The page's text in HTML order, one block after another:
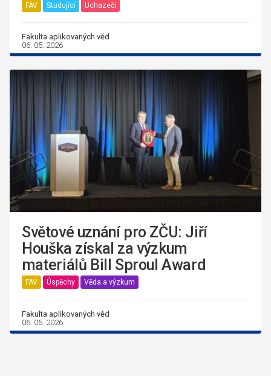
FAV Studující Uchazeči
Fakulta aplikovaných věd
06. 05. 2026
Světové uznání pro ZČU: Jiří
Houška získal za výzkum
materiálů Bill Sproul Award
FAV Úspěchy Věda a výzkum
Fakulta aplikovaných věd
06. 05. 2026